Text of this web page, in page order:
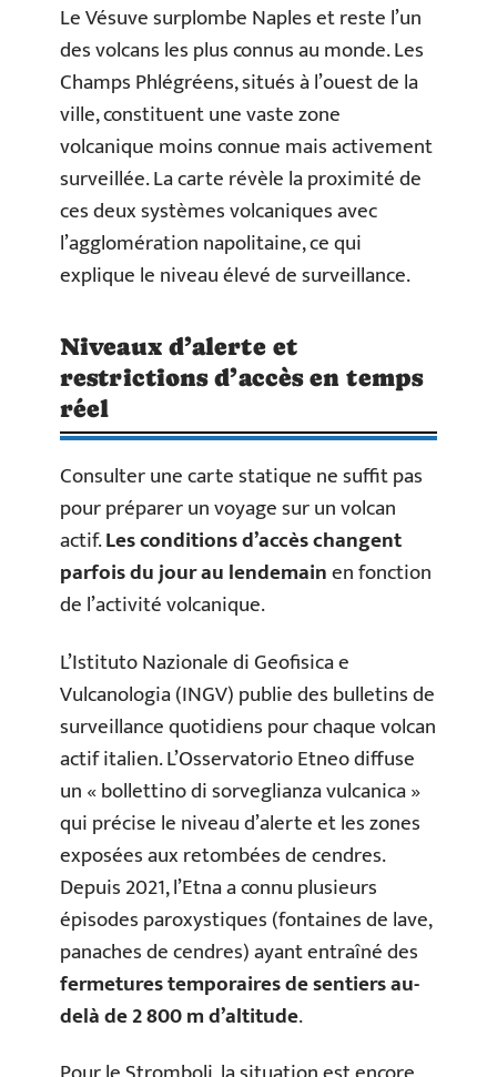
Le Vésuve surplombe Naples et reste l’un
des volcans les plus connus au monde. Les
Champs Phlégréens, situés à l’ouest de la
ville, constituent une vaste zone
volcanique moins connue mais activement
surveillée. La carte révèle la proximité de
ces deux systèmes volcaniques avec
l’agglomération napolitaine, ce qui
explique le niveau élevé de surveillance.
Niveaux d’alerte et
restrictions d’accès en temps
réel
Consulter une carte statique ne suffit pas
pour préparer un voyage sur un volcan
actif.Les conditions d’accès changent
parfois du jour au lendemainen fonction
de l’activité volcanique.
L’Istituto Nazionale di Geofisica e
Vulcanologia (INGV) publie des bulletins de
surveillance quotidiens pour chaque volcan
actif italien. L’Osservatorio Etneo diffuse
un « bollettino di sorveglianza vulcanica »
qui précise le niveau d’alerte et les zones
exposées aux retombées de cendres.
Depuis 2021, l’Etna a connu plusieurs
épisodes paroxystiques (fontaines de lave,
panaches de cendres) ayant entraîné des
fermetures temporaires de sentiers au-
delà de 2 800 m d’altitude.